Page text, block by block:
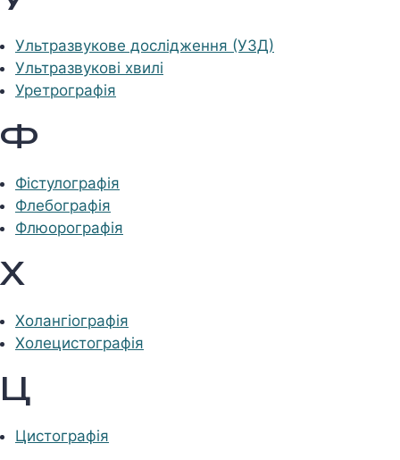
Ультразвукове дослідження (УЗД)
Ультразвукові хвилі
Уретрографія
Ф
Фістулографія
Флебографія
Флюорографія
Х
Холангіографія
Холецистографія
Ц
Цистографія